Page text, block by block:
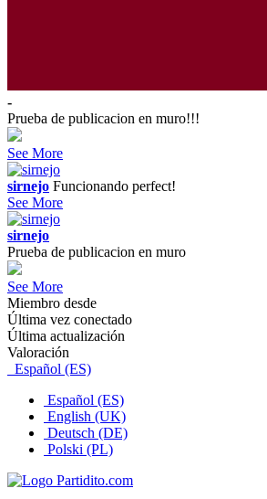
-
Prueba de publicacion en muro!!!
See More
sirnejo Funcionando perfect!
See More
sirnejo
Prueba de publicacion en muro
See More
Miembro desde
Última vez conectado
Última actualización
Valoración
Español (ES)
Español (ES)
English (UK)
Deutsch (DE)
Polski (PL)